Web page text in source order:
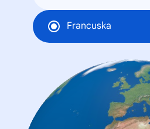
Francuska